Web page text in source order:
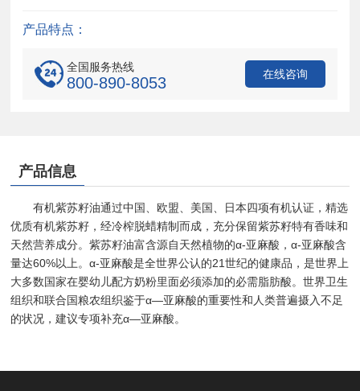
产品特点：
全国服务热线
800-890-8053 在线咨询
产品信息
有机紫苏籽油通过中国、欧盟、美国、日本四项有机认证，精选
优质有机紫苏籽，经冷榨脱蜡精制而成，充分保留紫苏籽特有香味和
天然营养成分。紫苏籽油富含源自天然植物的α-亚麻酸，α-亚麻酸含
量达60%以上。α-亚麻酸是全世界公认的21世纪的健康品，是世界上
大多数国家在婴幼儿配方奶粉里面必须添加的必需脂肪酸。世界卫生
组织和联合国粮农组织鉴于α—亚麻酸的重要性和人类普遍摄入不足
的状况，建议专项补充α—亚麻酸。